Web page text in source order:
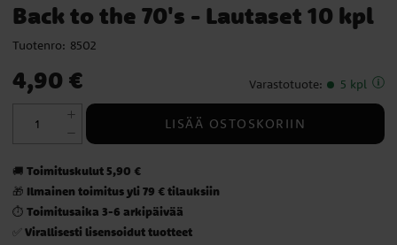
Back to the 70's - Lautaset 10 kpl
Tuotenro: 8502
Hinta:4,90 €
4,90 € Varastotuote: 5 kpl
LISÄÄ OSTOSKORIIN
🚚 Toimituskulut 5,90 €
🎁 Ilmainen toimitus yli 79 € tilauksiin
⏱️ Toimitusaika 3-6 arkipäivää
✅ Virallisesti lisensoidut tuotteet